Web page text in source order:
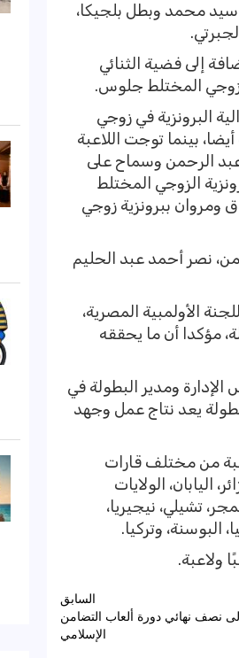
سيد محمد وبطل بلجيكا،
إلى فضية الثنائي
زوجي المختلط جلوس.
البرونزية في زوجي
بينما توجت اللاعبة
الرحمن وسماح على
الزوجي المختلط
ببرونزية زوجي
نصر أحمد عبد الحليم
الأولمبية المصرية،
مؤكدا أن ما يحققه
ومدير البطولة في
يعد نتاج عمل وجهد
30 دولة وتضم نحو 200 لاعب ولاعبة من مختلف قارات
اليابان، الولايات
تشيلي، نيجيريا،
البوسنة، وتركيا.
السابق
منتخبا 3×3 إلى نصف نهائي دورة ألعاب التضامن
الإسلامي